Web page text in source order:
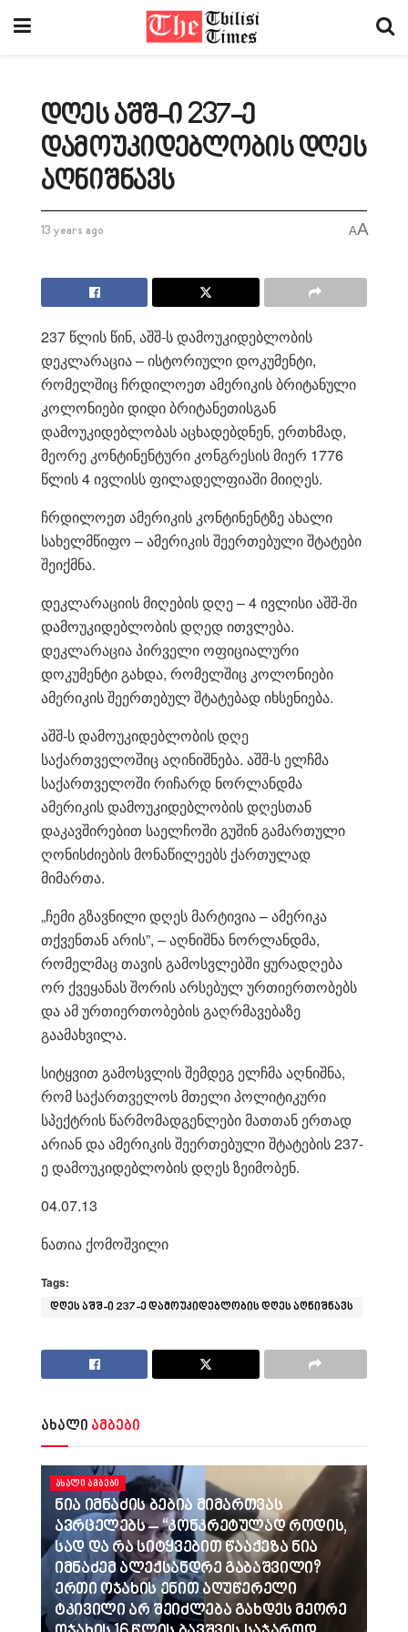
დღეს აშშ-ი 237-ე
დამოუკიდებლობის დღეს
აღნიშნავს
13 years ago AA
237 წლის წინ, აშშ-ს დამოუკიდებლობის
დეკლარაცია – ისტორიული დოკუმენტი,
რომელშიც ჩრდილოეთ ამერიკის ბრიტანული
კოლონიები დიდი ბრიტანეთისგან
დამოუკიდებლობას აცხადებდნენ, ერთხმად,
მეორე კონტინენტური კონგრესის მიერ 1776
წლის 4 ივლისს ფილადელფიაში მიიღეს.
ჩრდილოეთ ამერიკის კონტინენტზე ახალი
სახელმწიფო – ამერიკის შეერთებული შტატები
შეიქმნა.
დეკლარაციის მიღების დღე – 4 ივლისი აშშ-ში
დამოუკიდებლობის დღედ ითვლება.
დეკლარაცია პირველი ოფიციალური
დოკუმენტი გახდა, რომელშიც კოლონიები
ამერიკის შეერთებულ შტატებად იხსენიება.
აშშ-ს დამოუკიდებლობის დღე
საქართველოშიც აღინიშნება. აშშ-ს ელჩმა
საქართველოში რიჩარდ ნორლანდმა
ამერიკის დამოუკიდებლობის დღესთან
დაკავშირებით საელჩოში გუშინ გამართული
ღონისძიების მონაწილეებს ქართულად
მიმართა.
„ჩემი გზავნილი დღეს მარტივია – ამერიკა
თქვენთან არის”, – აღნიშნა ნორლანდმა,
რომელმაც თავის გამოსვლებში ყურადღება
ორ ქვეყანას შორის არსებულ ურთიერთობებს
და ამ ურთიერთობების გაღრმავებაზე
გაამახვილა.
სიტყვით გამოსვლის შემდეგ ელჩმა აღნიშნა,
რომ საქართველოს მთელი პოლიტიკური
სპექტრის წარმომადგენლები მათთან ერთად
არიან და ამერიკის შეერთებული შტატების 237-
ე დამოუკიდებლობის დღეს ზეიმობენ.
04.07.13
ნათია ქომოშვილი
Tags:
დღეს აშშ-ი 237-ე დამოუკიდებლობის დღეს აღნიშნავს
ახალი ამბები
ᲐᲮᲐᲚᲘ ᲐᲛᲑᲔᲑᲘ
ნია იმნაძის ბებია მიმართვას
ავრცელებს – “კონკრეტულად როდის,
სად და რა სიტყვებით წააქეზა ნია
იმნაძემ ალექსანდრე გაბაშვილი?
ერთი ოჯახის ენით აღუწერელი
ტკივილი არ შეიძლება გახდეს მეორე